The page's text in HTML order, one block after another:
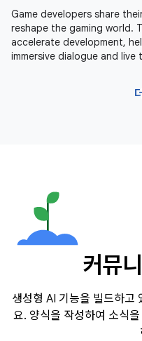
Game developers share
reshape the gaming world.
accelerate development,
immersive dialogue and
커뮤
생성형 AI 기능을 빌드하고
요. 양식을 작성하여 소식